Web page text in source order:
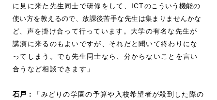
に見に来た先生同士で研修をして、ICTのこういう機能の
使い方を教えるので、放課後苦手な先生は集まりませんかな
ど、声を掛け合って行っています。大学の有名な先生が
講演に来るのもよいですが、それだと聞いて終わりにな
ってしまう。でも先生同士なら、分からないことを言い
合うなど相談できます」
石戸：
「みどりの学園の予算や入校希望者が殺到した際の